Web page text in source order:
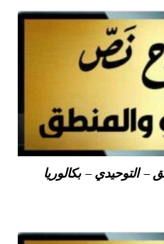
التوحيدي – بكالوريا